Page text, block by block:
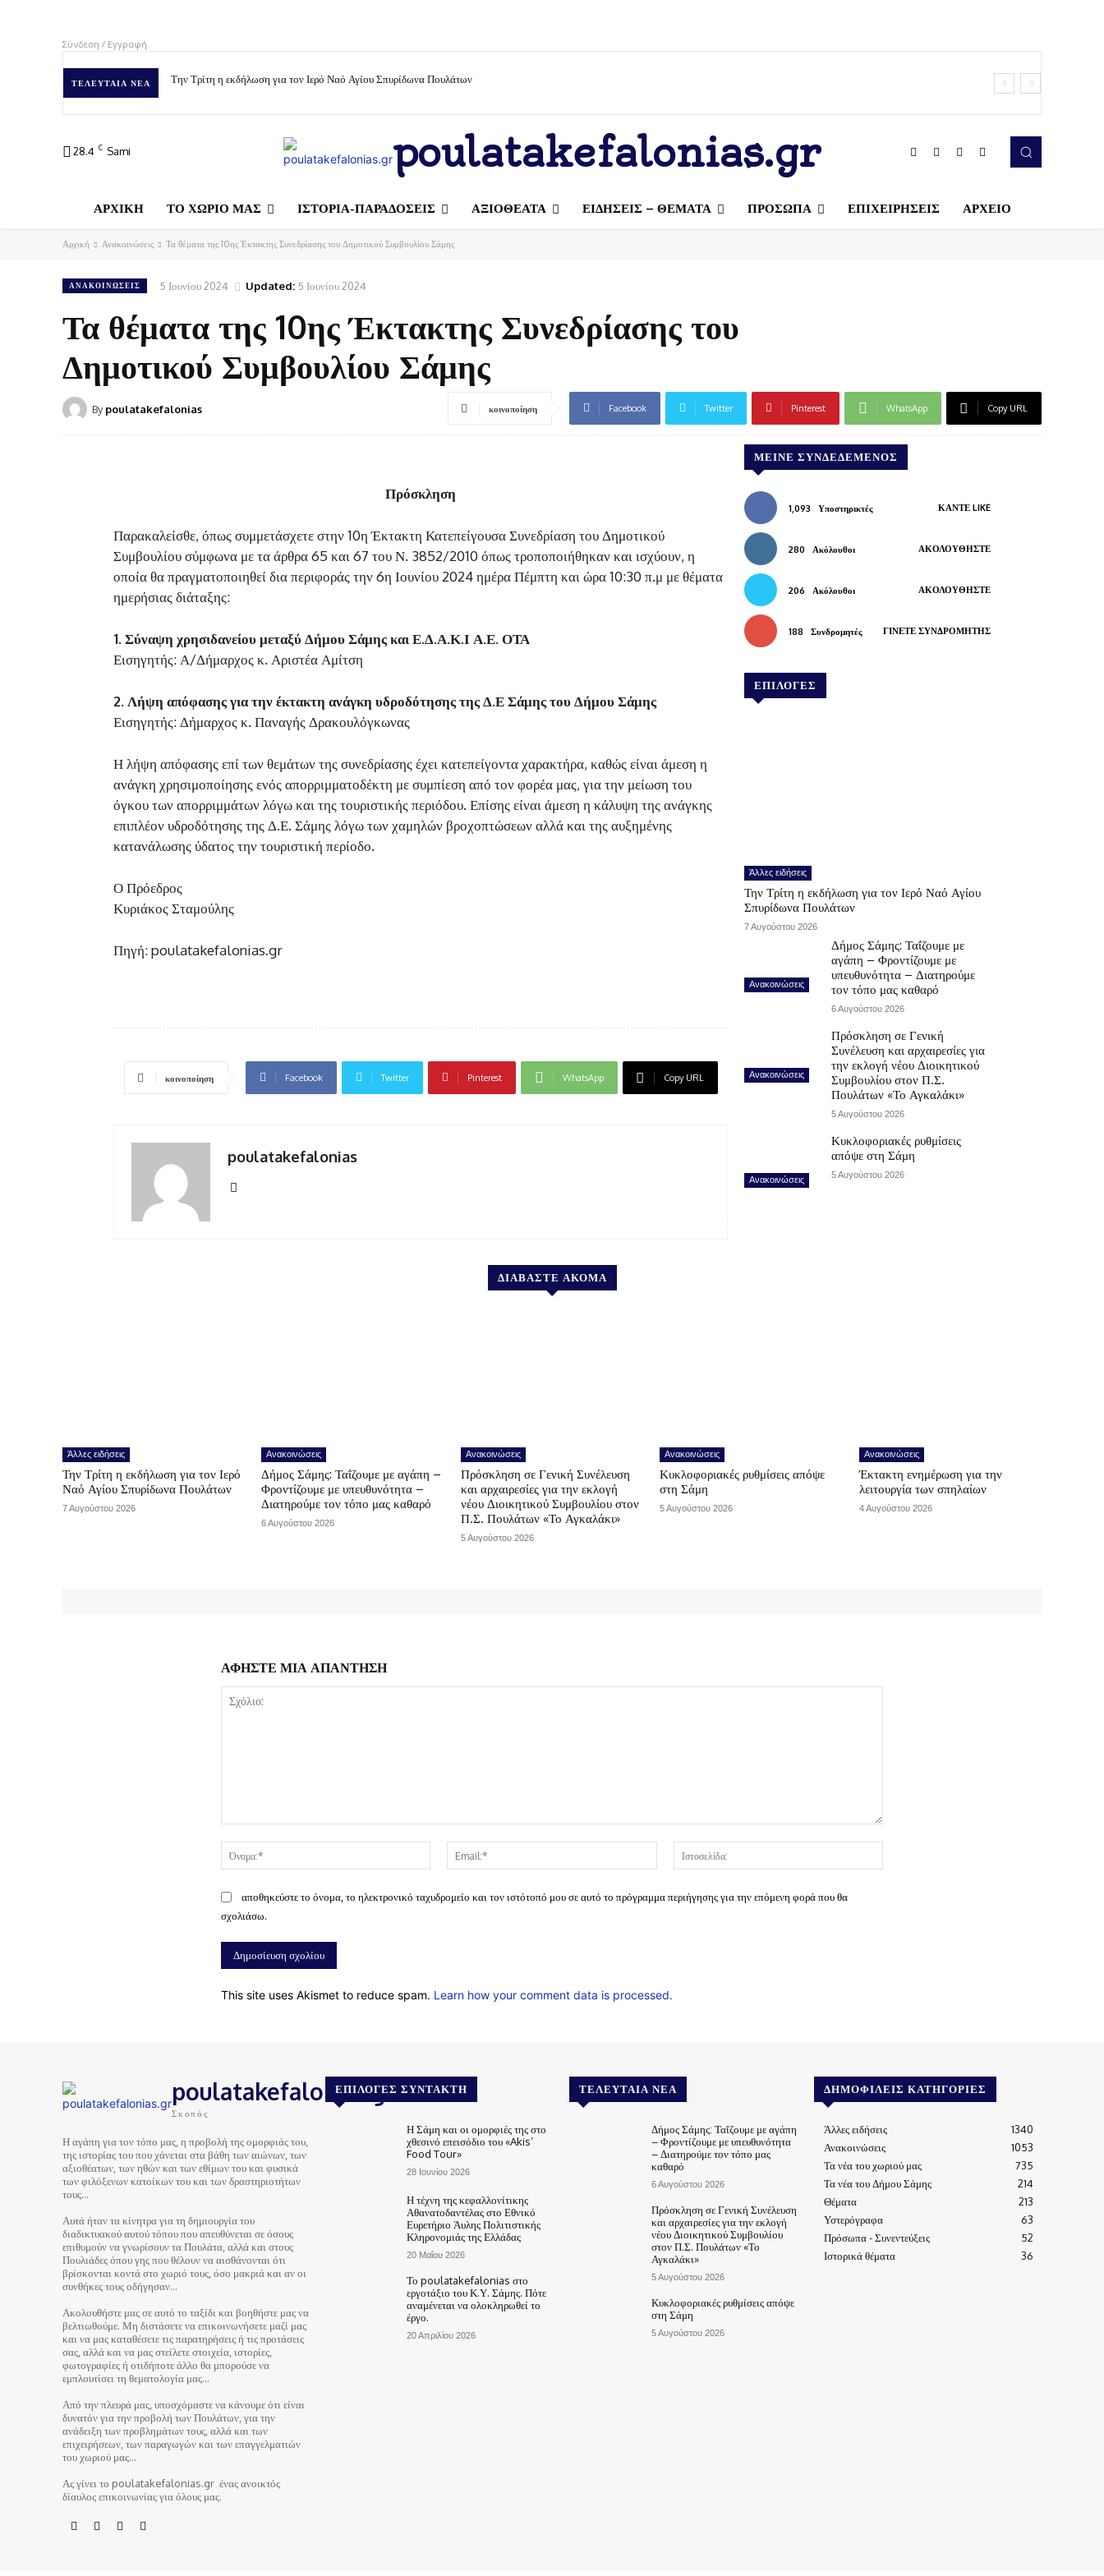
Σύνδεση / Εγγραφή
ΤΕΛΕΥΤΑΊΑ ΝΈΑ Την Τρίτη η εκδήλωση για τον Ιερό Ναό Αγίου Σπυρίδωνα Πουλάτων
28.4 C Sami poulatakefalonias.gr
ΑΡΧΙΚΗ ΤΟ ΧΩΡΙΟ ΜΑΣ ΙΣΤΟΡΙΑ-ΠΑΡΑΔΟΣΕΙΣ ΑΞΙΟΘΕΑΤΑ ΕΙΔΗΣΕΙΣ – ΘΕΜΑΤΑ ΠΡΟΣΩΠΑ ΕΠΙΧΕΙΡΗΣΕΙΣ ΑΡΧΕΙΟ
Αρχική Ανακοινώσεις Τα θέματα της 10ης Έκτακτης Συνεδρίασης του Δημοτικού Συμβουλίου Σάμης
ΑΝΑΚΟΙΝΏΣΕΙΣ 5 Ιουνίου 2024 Updated: 5 Ιουνίου 2024
Τα θέματα της 10ης Έκτακτης Συνεδρίασης του
Δημοτικού Συμβουλίου Σάμης
By poulatakefalonias κοινοποίηση Facebook Twitter Pinterest WhatsApp Copy URL
Πρόσκληση
Παρακαλείσθε, όπως συμμετάσχετε στην 10η Έκτακτη Κατεπείγουσα Συνεδρίαση του Δημοτικού
Συμβουλίου σύμφωνα με τα άρθρα 65 και 67 του Ν. 3852/2010 όπως τροποποιήθηκαν και ισχύουν, η
οποία θα πραγματοποιηθεί δια περιφοράς την 6η Ιουνίου 2024 ημέρα Πέμπτη και ώρα 10:30 π.μ με θέματα
ημερήσιας διάταξης:
1. Σύναψη χρησιδανείου μεταξύ Δήμου Σάμης και Ε.Δ.Α.Κ.Ι Α.Ε. ΟΤΑ
Εισηγητής: Α/Δήμαρχος κ. Αριστέα Αμίτση
2. Λήψη απόφασης για την έκτακτη ανάγκη υδροδότησης της Δ.Ε Σάμης του Δήμου Σάμης
Εισηγητής: Δήμαρχος κ. Παναγής Δρακουλόγκωνας
Η λήψη απόφασης επί των θεμάτων της συνεδρίασης έχει κατεπείγοντα χαρακτήρα, καθώς είναι άμεση η
ανάγκη χρησιμοποίησης ενός απορριμματοδέκτη με συμπίεση από τον φορέα μας, για την μείωση του
όγκου των απορριμμάτων λόγω και της τουριστικής περιόδου. Επίσης είναι άμεση η κάλυψη της ανάγκης
επιπλέον υδροδότησης της Δ.Ε. Σάμης λόγω των χαμηλών βροχοπτώσεων αλλά και της αυξημένης
κατανάλωσης ύδατος την τουριστική περίοδο.
Ο Πρόεδρος
Κυριάκος Σταμούλης
Πηγή: poulatakefalonias.gr
κοινοποίηση Facebook Twitter Pinterest WhatsApp Copy URL
poulatakefalonias
ΜΕΊΝΕ ΣΥΝΔΕΔΕΜΈΝΟΣ
1,093 Υποστηρικτές ΚΆΝΤΕ LIKE
280 Ακόλουθοι ΑΚΟΛΟΥΘΉΣΤΕ
206 Ακόλουθοι ΑΚΟΛΟΥΘΉΣΤΕ
188 Συνδρομητές ΓΊΝΕΤΕ ΣΥΝΔΡΟΜΗΤΉΣ
ΕΠΙΛΟΓΕΣ
Άλλες ειδήσεις
Την Τρίτη η εκδήλωση για τον Ιερό Ναό Αγίου
Σπυρίδωνα Πουλάτων
7 Αυγούστου 2026
Ανακοινώσεις
Δήμος Σάμης: Ταΐζουμε με
αγάπη – Φροντίζουμε με
υπευθυνότητα – Διατηρούμε
τον τόπο μας καθαρό
6 Αυγούστου 2026
Ανακοινώσεις
Πρόσκληση σε Γενική
Συνέλευση και αρχαιρεσίες για
την εκλογή νέου Διοικητικού
Συμβουλίου στον Π.Σ.
Πουλάτων «Το Αγκαλάκι»
5 Αυγούστου 2026
Ανακοινώσεις
Κυκλοφοριακές ρυθμίσεις
απόψε στη Σάμη
5 Αυγούστου 2026
ΔΙΑΒΑΣΤΕ ΑΚΟΜΑ
Άλλες ειδήσεις
Την Τρίτη η εκδήλωση για τον Ιερό
Ναό Αγίου Σπυρίδωνα Πουλάτων
7 Αυγούστου 2026
Ανακοινώσεις
Δήμος Σάμης: Ταΐζουμε με αγάπη –
Φροντίζουμε με υπευθυνότητα –
Διατηρούμε τον τόπο μας καθαρό
6 Αυγούστου 2026
Ανακοινώσεις
Πρόσκληση σε Γενική Συνέλευση
και αρχαιρεσίες για την εκλογή
νέου Διοικητικού Συμβουλίου στον
Π.Σ. Πουλάτων «Το Αγκαλάκι»
5 Αυγούστου 2026
Ανακοινώσεις
Κυκλοφοριακές ρυθμίσεις απόψε
στη Σάμη
5 Αυγούστου 2026
Ανακοινώσεις
Έκτακτη ενημέρωση για την
λειτουργία των σπηλαίων
4 Αυγούστου 2026
ΑΦΗΣΤΕ ΜΙΑ ΑΠΑΝΤΗΣΗ
Όνομα:*
Email:*
αποθηκεύστε το όνομα, το ηλεκτρονικό ταχυδρομείο και τον ιστότοπό μου σε αυτό το πρόγραμμα περιήγησης για την επόμενη φορά που θα
σχολιάσω.
This site uses Akismet to reduce spam. Learn how your comment data is processed.
poulatakefalonias.gr
Σκοπός
Η αγάπη για τον τόπο μας, η προβολή της ομορφιάς του,
της ιστορίας του που χάνεται στα βάθη των αιώνων, των
αξιοθέατων, των ηθών και των εθίμων του και φυσικά
των φιλόξενων κατοίκων του και των δραστηριοτήτων
τους…
Αυτά ήταν τα κίνητρα για τη δημιουργία του
διαδικτυακού αυτού τόπου που απευθύνεται σε όσους
επιθυμούν να γνωρίσουν τα Πουλάτα, αλλά και στους
Πουλιάδες όπου γης που θέλουν να αισθάνονται ότι
βρίσκονται κοντά στο χωριό τους, όσο μακριά και αν οι
συνθήκες τους οδήγησαν…
Ακολουθήστε μας σε αυτό το ταξίδι και βοηθήστε μας να
βελτιωθούμε. Μη διστάσετε να επικοινωνήσετε μαζί μας
και να μας καταθέσετε τις παρατηρήσεις ή τις προτάσεις
σας, αλλά και να μας στείλετε στοιχεία, ιστορίες,
φωτογραφίες ή οτιδήποτε άλλο θα μπορούσε να
εμπλουτίσει τη θεματολογία μας…
Από την πλευρά μας, υποσχόμαστε να κάνουμε ότι είναι
δυνατόν για την προβολή των Πουλάτων, για την
ανάδειξη των προβλημάτων τους, αλλά και των
επιχειρήσεων, των παραγωγών και των επαγγελματιών
του χωριού μας…
Ας γίνει το poulatakefalonias.gr ένας ανοικτός
δίαυλος επικοινωνίας για όλους μας.
ΕΠΙΛΟΓΈΣ ΣΥΝΤΆΚΤΗ
Η Σάμη και οι ομορφιές της στο
χθεσινό επεισόδιο του «Akis’
Food Tour»
28 Ιουνίου 2026
Η τέχνη της κεφαλλονίτικης
Αθανατοδαντέλας στο Εθνικό
Ευρετήριο Άυλης Πολιτιστικής
Κληρονομιάς της Ελλάδας
20 Μαΐου 2026
Το poulatakefalonias στο
εργοτάξιο του Κ.Υ. Σάμης. Πότε
αναμένεται να ολοκληρωθεί το
έργο.
20 Απριλίου 2026
ΤΕΛΕΥΤΑΊΑ ΝΈΑ
Δήμος Σάμης: Ταΐζουμε με αγάπη
– Φροντίζουμε με υπευθυνότητα
– Διατηρούμε τον τόπο μας
καθαρό
6 Αυγούστου 2026
Πρόσκληση σε Γενική Συνέλευση
και αρχαιρεσίες για την εκλογή
νέου Διοικητικού Συμβουλίου
στον Π.Σ. Πουλάτων «Το
Αγκαλάκι»
5 Αυγούστου 2026
Κυκλοφοριακές ρυθμίσεις απόψε
στη Σάμη
5 Αυγούστου 2026
ΔΗΜΟΦΙΛΕΊΣ ΚΑΤΗΓΟΡΊΕΣ
Άλλες ειδήσεις
1340
Ανακοινώσεις
1053
Τα νέα του χωριού μας
735
Τα νέα του Δήμου Σάμης
214
Θέματα
213
Υστερόγραφα
63
Πρόσωπα - Συνεντεύξεις
52
Ιστορικά θέματα
36